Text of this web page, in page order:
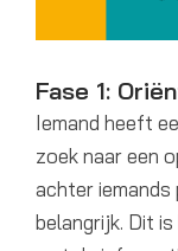
Fase 1:
Iemand heeft
zoek naar een
achter
belangrijk. Dit